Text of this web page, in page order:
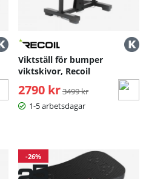
Viktställ för bumper
viktskivor, Recoil
2790 kr Ordinarie pris:
3499 kr
1-5 arbetsdagar
-26%